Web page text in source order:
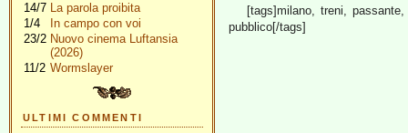
14/7 La parola proibita
1/4
In campo con voi
23/2 Nuovo cinema Luftansia
(2026)
11/2 Wormslayer
ULTIMI COMMENTI
[tags]milano, treni,
pubblico[/tags]